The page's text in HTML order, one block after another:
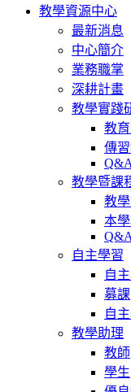
教學資源中心
最新消息
中心簡介
業務職掌
深耕計畫
教學實踐
教
傳
Q&A
教學暨課
教
本
Q&A
自主學習
自
募課
自
教學助理
教師
學生